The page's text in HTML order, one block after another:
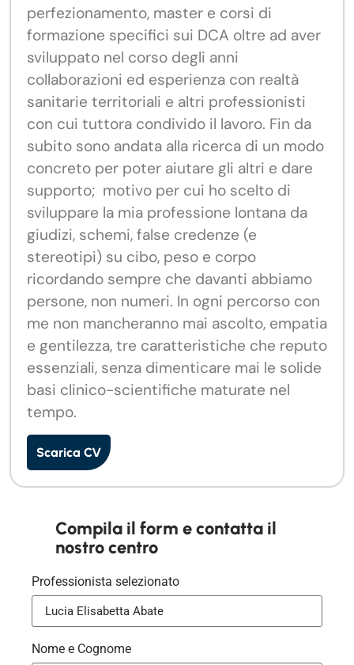
perfezionamento, master e corsi di
formazione specifici sui DCA oltre ad aver
sviluppato nel corso degli anni
collaborazioni ed esperienza con realtà
sanitarie territoriali e altri professionisti
con cui tuttora condivido il lavoro. Fin da
subito sono andata alla ricerca di un modo
concreto per poter aiutare gli altri e dare
supporto; motivo per cui ho scelto di
sviluppare la mia professione lontana da
giudizi, schemi, false credenze (e
stereotipi) su cibo, peso e corpo
ricordando sempre che davanti abbiamo
persone, non numeri. In ogni percorso con
me non mancheranno mai ascolto, empatia
e gentilezza, tre caratteristiche che reputo
essenziali, senza dimenticare mai le solide
basi clinico-scientifiche maturate nel
tempo.
Scarica CV
Compila il form e contatta il
nostro centro
Professionista selezionato
Nome e Cognome